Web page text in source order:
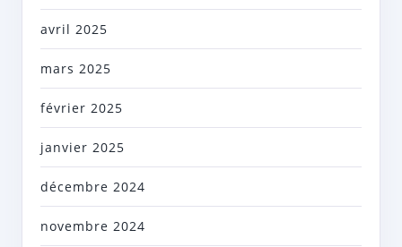
avril 2025
mars 2025
février 2025
janvier 2025
décembre 2024
novembre 2024